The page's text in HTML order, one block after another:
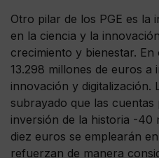
Otro pilar de los PGE es la
en la ciencia y la
crecimiento y bienestar.
13.298 millones de euros a
innovación y digitalización.
subrayado que las
inversión de la historia -40
diez euros se emplearán
refuerzan de manera